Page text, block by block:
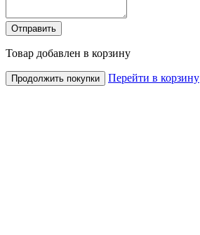
Товар добавлен в корзину
Продолжить покупки Перейти в корзину